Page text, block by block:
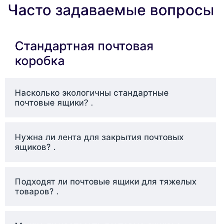
защиту небольших гаджетов,
аксессуаров и технических
Продукты питания и напитки
Часто используется для
изысканных продуктов,
ремесленные угощения.
Варианты
для стандартных
На сайте Упаковка BonitoМы предлагаем
широкий выбор вариантов персонализации,
Часто задаваемые вопросы
Стандартная почтовая
коробка
Насколько экологичны стандартные
почтовые ящики? .
Нужна ли лента для закрытия почтовых
ящиков? .
Подходят ли почтовые ящики для тяжелых
товаров? .